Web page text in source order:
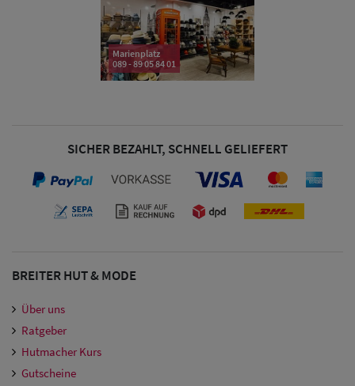
Sonnenschilder
(63-65 cm)
Marienplatz
089 - 89 05 84 01
SICHER BEZAHLT, SCHNELL GELIEFERT
BREITER HUT & MODE
Über uns
Ratgeber
Hutmacher Kurs
Gutscheine